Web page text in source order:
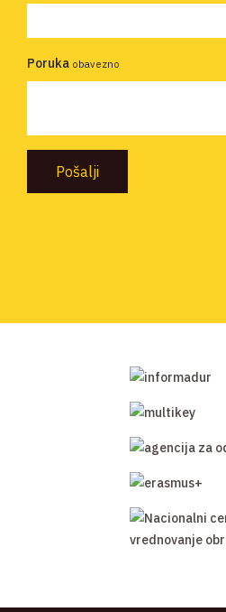
Poruka obavezno
Pošalji